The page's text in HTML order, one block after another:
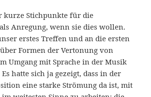
kurze Stichpunkte für die
Anregung, wenn sie dies wollen.
erstes Treffen und an die ersten
Formen der Vertonung von
Umgang mit Sprache in der Musik
hatte sich ja gezeigt, dass in der
eine starke Strömung da ist, mit